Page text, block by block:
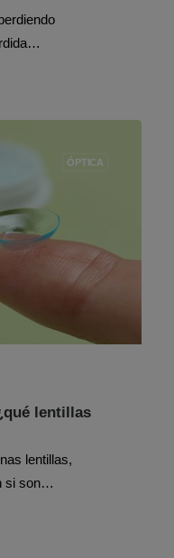
ÓPTICA
lentillas
lentillas,
si son…